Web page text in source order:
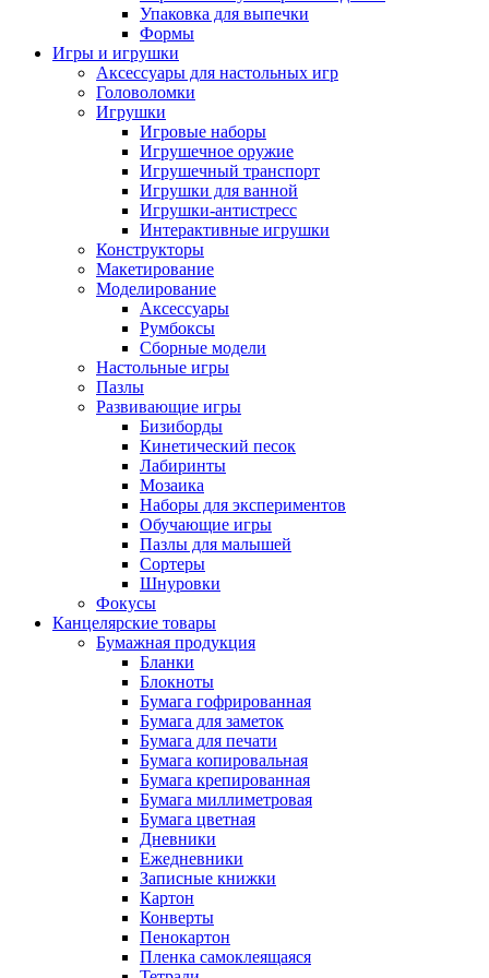
Упаковка для выпечки
Формы
Игры и игрушки
Аксессуары для настольных игр
Головоломки
Игрушки
Игровые наборы
Игрушечное оружие
Игрушечный транспорт
Игрушки для ванной
Игрушки-антистресс
Интерактивные игрушки
Конструкторы
Макетирование
Моделирование
Аксессуары
Румбоксы
Сборные модели
Настольные игры
Пазлы
Развивающие игры
Бизиборды
Кинетический песок
Лабиринты
Мозаика
Наборы для экспериментов
Обучающие игры
Пазлы для малышей
Сортеры
Шнуровки
Фокусы
Канцелярские товары
Бумажная продукция
Бланки
Блокноты
Бумага гофрированная
Бумага для заметок
Бумага для печати
Бумага копировальная
Бумага крепированная
Бумага миллиметровая
Бумага цветная
Дневники
Ежедневники
Записные книжки
Картон
Конверты
Пенокартон
Пленка самоклеящаяся